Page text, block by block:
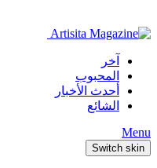
آخر
المحبوب
أحدث الأخبار
الشائع
Menu
Switch skin